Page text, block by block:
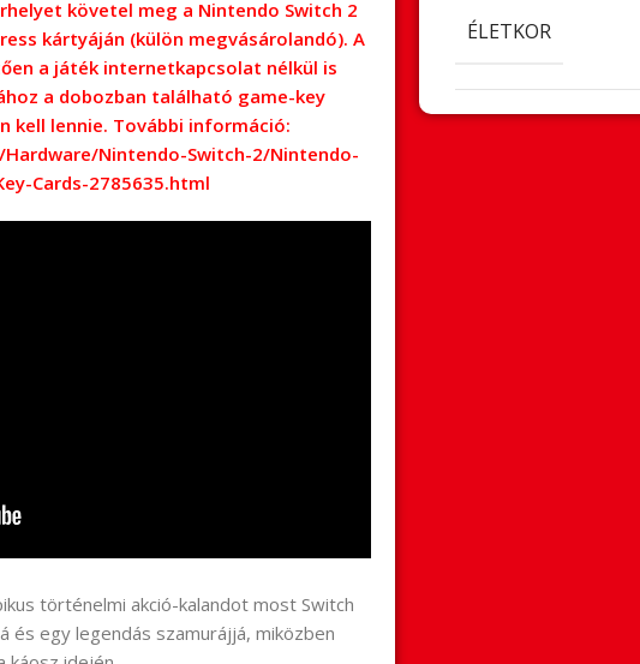
követel meg a Nintendo Switch 2
kártyáján (külön megvásárolandó). A
a játék internetkapcsolat nélkül is
a dobozban található game-key
kell lennie. További információ:
Nintendo-Switch-2/Nintendo-
Cards-2785635.html
történelmi akció-kalandot most Switch
és egy legendás szamurájjá, miközben
ÉLETKOR